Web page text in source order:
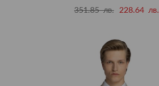
351.85 лв. 228.64 лв.